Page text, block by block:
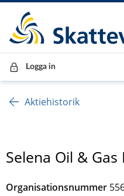
Till innehåll
Till navigationen
Till chattrobot
Logga in
Aktiehistorik
Selena Oil &
Organisationsnummer